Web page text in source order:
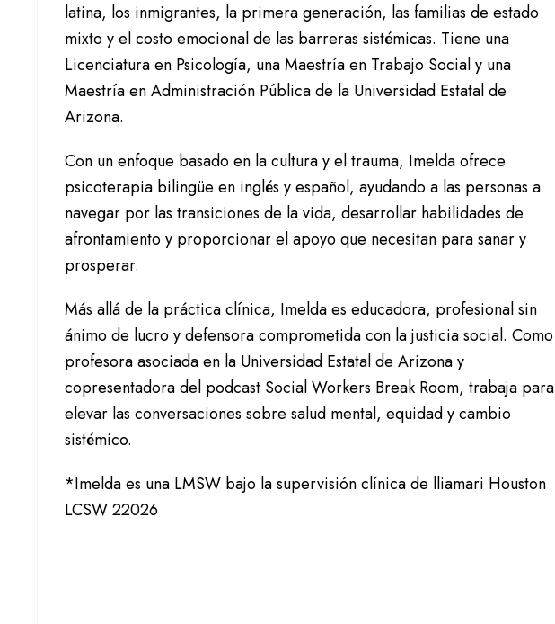
latina, los inmigrantes, la primera generación, las familias de estado
mixto y el costo emocional de las barreras sistémicas. Tiene una
Licenciatura en Psicología, una Maestría en Trabajo Social y una
Maestría en Administración Pública de la Universidad Estatal de
Arizona.
Con un enfoque basado en la cultura y el trauma, Imelda ofrece
psicoterapia bilingüe en inglés y español, ayudando a las personas a
navegar por las transiciones de la vida, desarrollar habilidades de
afrontamiento y proporcionar el apoyo que necesitan para sanar y
prosperar.
Más allá de la práctica clínica, Imelda es educadora, profesional sin
ánimo de lucro y defensora comprometida con la justicia social. Como
profesora asociada en la Universidad Estatal de Arizona y
copresentadora del podcast Social Workers Break Room, trabaja para
elevar las conversaciones sobre salud mental, equidad y cambio
sistémico.
*Imelda es una LMSW bajo la supervisión clínica de lliamari Houston
LCSW 22026